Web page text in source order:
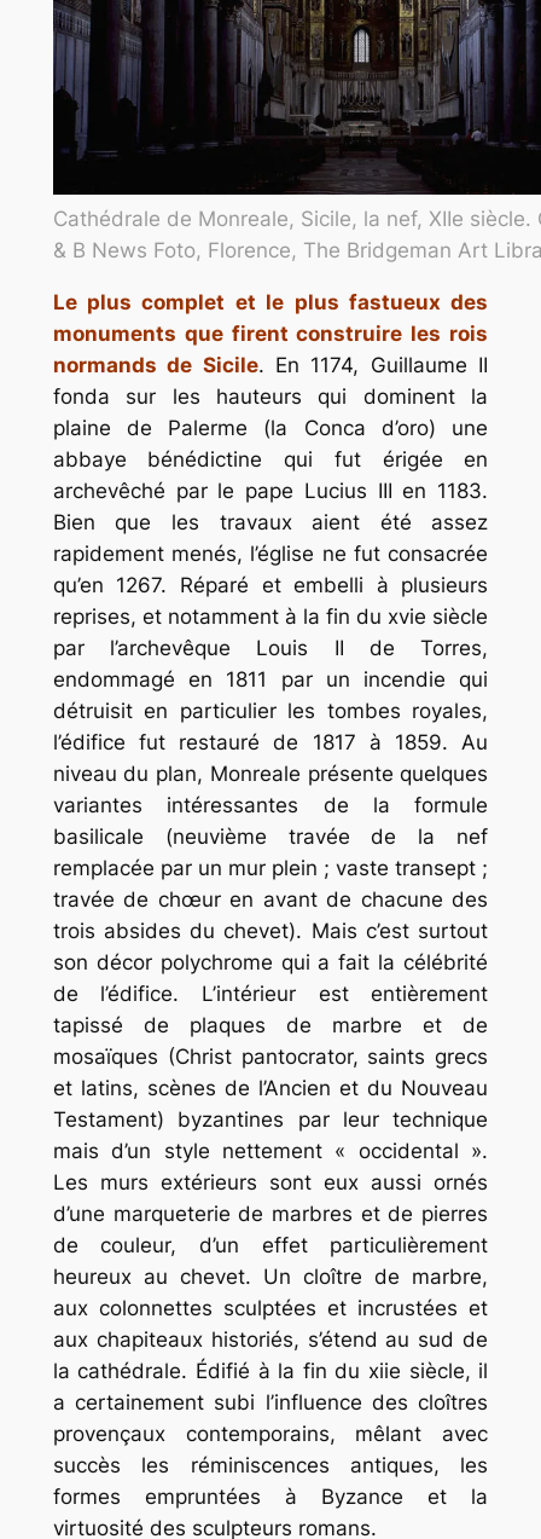
Cathédrale de Monreale, Sicile, la nef, XIIe siècle.
& B News Foto, Florence, The Bridgeman Art
Le plus complet et le plus fastueux des
monuments que firent construire les rois
normands de Sicile. En 1174, Guillaume II
fonda sur les hauteurs qui dominent la
plaine de Palerme (la Conca d’oro) une
abbaye bénédictine qui fut érigée en
archevêché par le pape Lucius III en 1183.
Bien que les travaux aient été assez
rapidement menés, l’église ne fut consacrée
qu’en 1267. Réparé et embelli à plusieurs
reprises, et notamment à la fin du xvie siècle
par l’archevêque Louis II de Torres,
endommagé en 1811 par un incendie qui
détruisit en particulier les tombes royales,
l’édifice fut restauré de 1817 à 1859. Au
niveau du plan, Monreale présente quelques
variantes intéressantes de la formule
basilicale (neuvième travée de la nef
remplacée par un mur plein ; vaste transept ;
travée de chœur en avant de chacune des
trois absides du chevet). Mais c’est surtout
son décor polychrome qui a fait la célébrité
de l’édifice. L’intérieur est entièrement
tapissé de plaques de marbre et de
mosaïques (Christ pantocrator, saints grecs
et latins, scènes de l’Ancien et du Nouveau
Testament) byzantines par leur technique
mais d’un style nettement « occidental ».
Les murs extérieurs sont eux aussi ornés
d’une marqueterie de marbres et de pierres
de couleur, d’un effet particulièrement
heureux au chevet. Un cloître de marbre,
aux colonnettes sculptées et incrustées et
aux chapiteaux historiés, s’étend au sud de
la cathédrale. Édifié à la fin du xiie siècle, il
a certainement subi l’influence des cloîtres
provençaux contemporains, mêlant avec
succès les réminiscences antiques, les
formes empruntées à Byzance et la
virtuosité des sculpteurs romans.